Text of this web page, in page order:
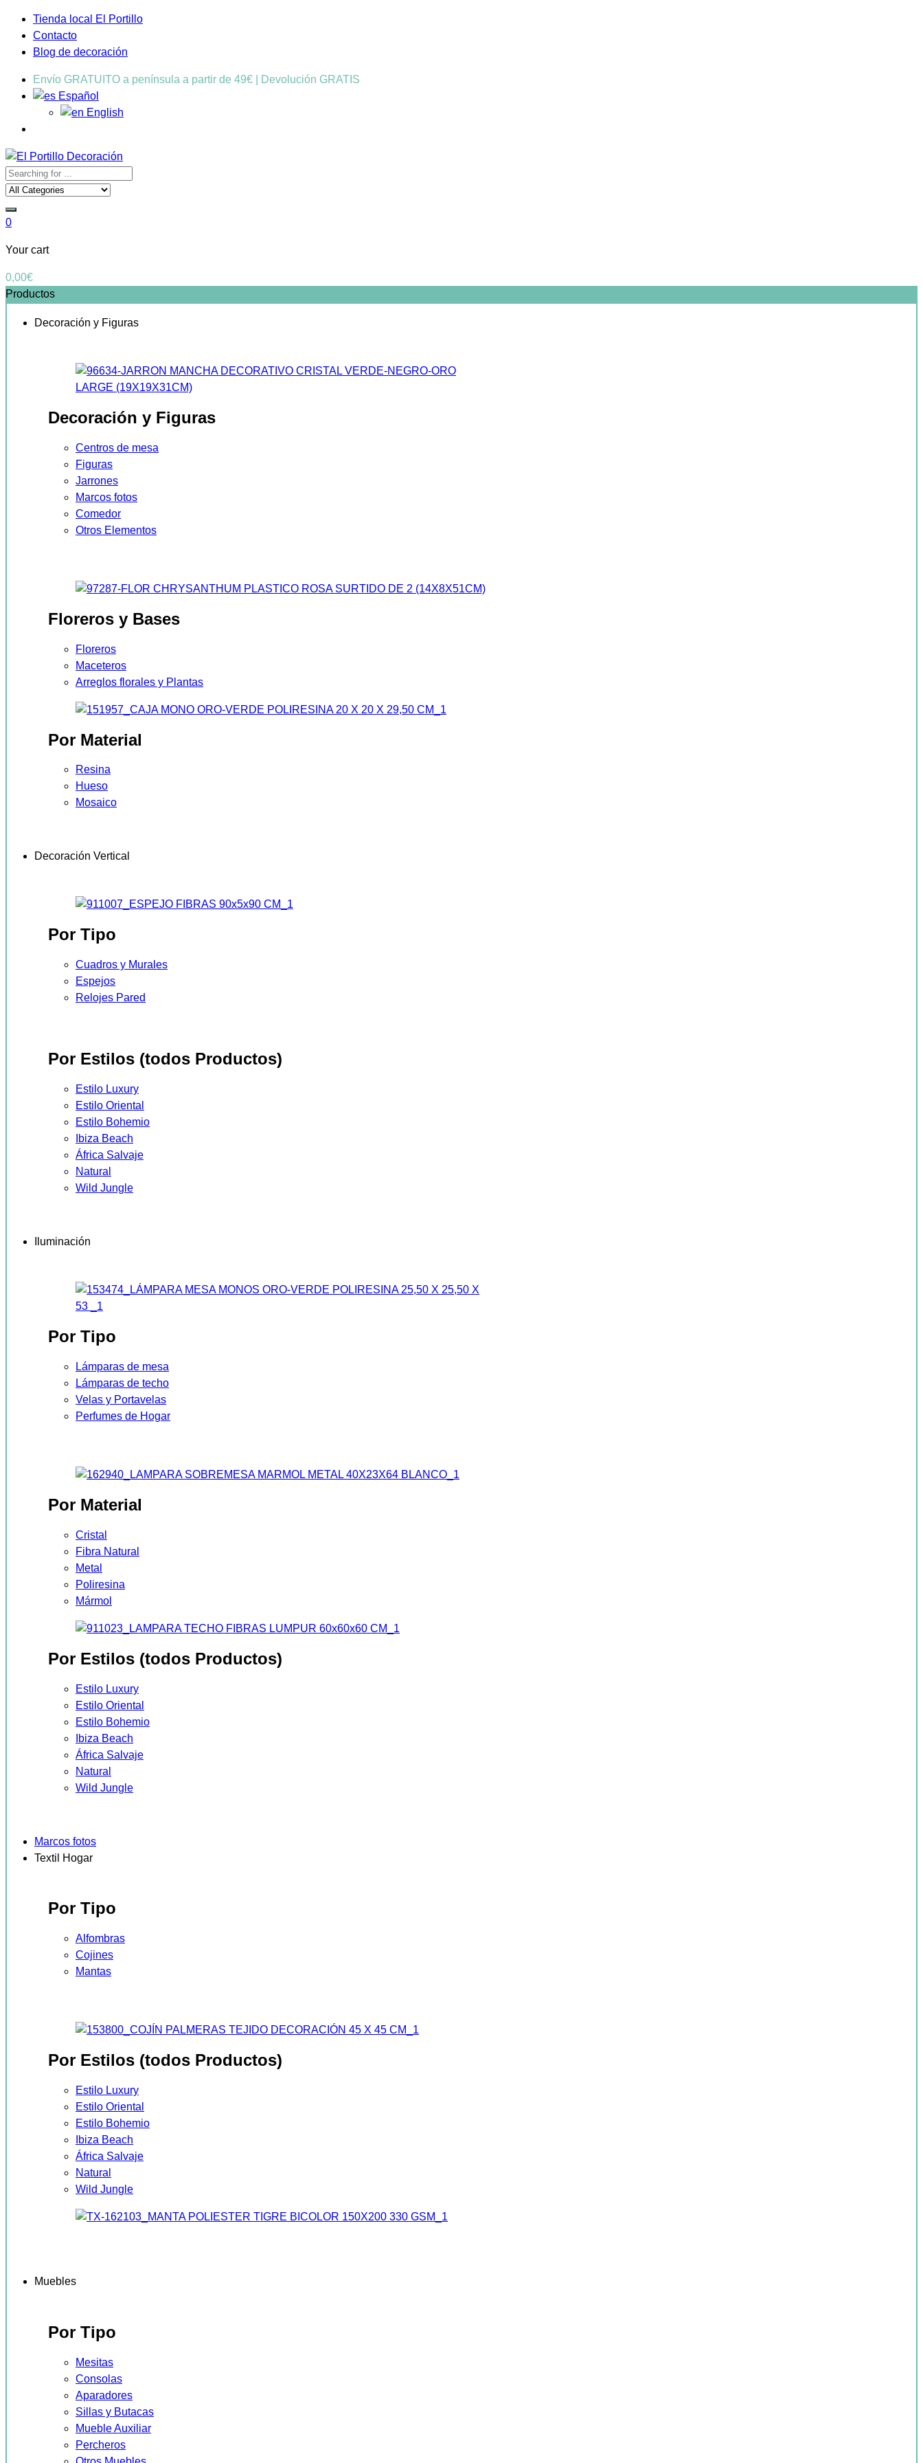
Tienda local El Portillo
Contacto
Blog de decoración
Envío GRATUITO a península a partir de 49€ | Devolución GRATIS
Español
English
0
Your cart
0,00€
Productos
Decoración y Figuras
Decoración y Figuras
Centros de mesa
Figuras
Jarrones
Marcos fotos
Comedor
Otros Elementos
Floreros y Bases
Floreros
Maceteros
Arreglos florales y Plantas
Por Material
Resina
Hueso
Mosaico
Decoración Vertical
Por Tipo
Cuadros y Murales
Espejos
Relojes Pared
Por Estilos (todos Productos)
Estilo Luxury
Estilo Oriental
Estilo Bohemio
Ibiza Beach
África Salvaje
Natural
Wild Jungle
Iluminación
Por Tipo
Lámparas de mesa
Lámparas de techo
Velas y Portavelas
Perfumes de Hogar
Por Material
Cristal
Fibra Natural
Metal
Poliresina
Mármol
Por Estilos (todos Productos)
Estilo Luxury
Estilo Oriental
Estilo Bohemio
Ibiza Beach
África Salvaje
Natural
Wild Jungle
Marcos fotos
Textil Hogar
Por Tipo
Alfombras
Cojines
Mantas
Por Estilos (todos Productos)
Estilo Luxury
Estilo Oriental
Estilo Bohemio
Ibiza Beach
África Salvaje
Natural
Wild Jungle
Muebles
Por Tipo
Mesitas
Consolas
Aparadores
Sillas y Butacas
Mueble Auxiliar
Percheros